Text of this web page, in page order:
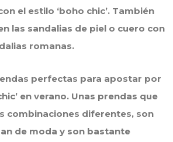
el estilo ‘boho chic’. También
las sandalias de piel o cuero con
romanas.
perfectas para apostar por
en verano. Unas prendas que
combinaciones diferentes, son
de moda y son bastante